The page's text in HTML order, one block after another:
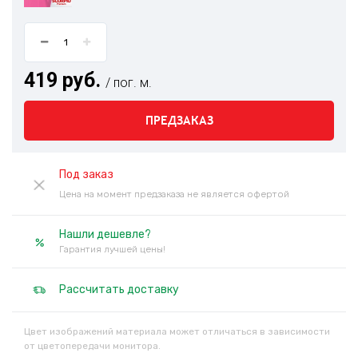
419 руб. / пог. м.
ПРЕДЗАКАЗ
Под заказ
Цена на момент предзаказа не является офертой
Нашли дешевле?
Гарантия лучшей цены!
Рассчитать доставку
Цвет изображений материала может отличаться в зависимости
от цветопередачи монитора.